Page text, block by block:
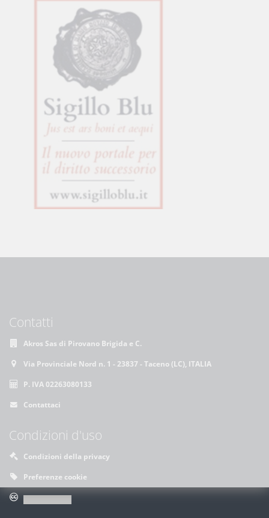
Contatti
Akros Sas di Pirovano Brigida e C.
Via Provinciale Nord n. 1 - 23837 - Taceno (LC), ITALIA
P. IVA 02263080133
Contattaci
Condizioni d'uso
Condizioni della privacy
Preferenze cookie